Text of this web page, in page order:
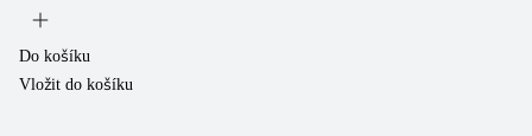
Do košíku
Vložit do košíku